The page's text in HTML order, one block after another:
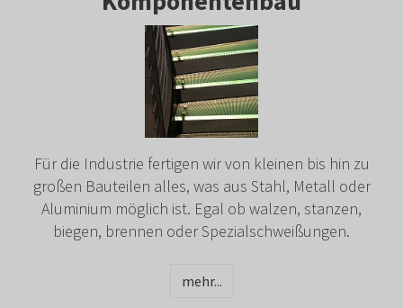
Für die Industrie fertigen wir von kleinen bis hin zu
großen Bauteilen alles, was aus Stahl, Metall oder
Aluminium möglich ist. Egal ob walzen, stanzen,
biegen, brennen oder Spezialschweißungen.
mehr...